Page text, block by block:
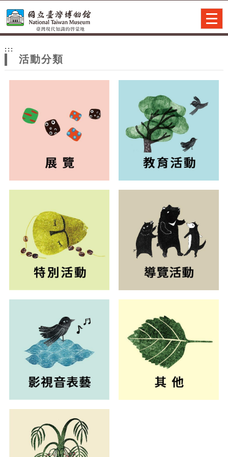
網
站
主
:::
活動分類